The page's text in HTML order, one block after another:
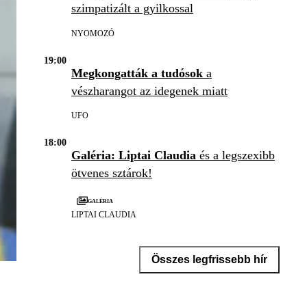
szimpatizált a gyilkossal
NYOMOZÓ
19:00
Megkongatták a tudósok a
vészharangot az idegenek miatt
UFO
18:00
Galéria: Liptai Claudia és a legszexibb
ötvenes sztárok!
Galéria
LIPTAI CLAUDIA
Összes legfrissebb hír